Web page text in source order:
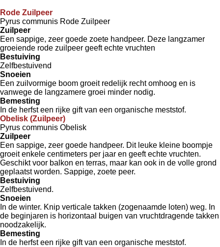
Rode Zuilpeer
Pyrus communis Rode Zuilpeer
Zuilpeer
Een sappige, zeer goede zoete handpeer. Deze langzamer
groeiende rode zuilpeer geeft echte vruchten
Bestuiving
Zelfbestuivend
Snoeien
Een zuilvormige boom groeit redelijk recht omhoog en is
vanwege de langzamere groei minder nodig.
Bemesting
In de herfst een rijke gift van een organische meststof.
Obelisk (Zuilpeer)
Pyrus communis Obelisk
Zuilpeer
Een sappige, zeer goede handpeer. Dit leuke kleine boompje
groeit enkele centimeters per jaar en geeft echte vruchten.
Geschikt voor balkon en terras, maar kan ook in de volle grond
geplaatst worden. Sappige, zoete peer.
Bestuiving
Zelfbestuivend.
Snoeien
In de winter. Knip verticale takken (zogenaamde loten) weg. In
de beginjaren is horizontaal buigen van vruchtdragende takken
noodzakelijk.
Bemesting
In de herfst een rijke gift van een organische meststof.